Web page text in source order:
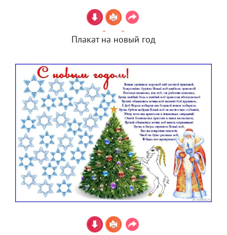
Плакат на новый год